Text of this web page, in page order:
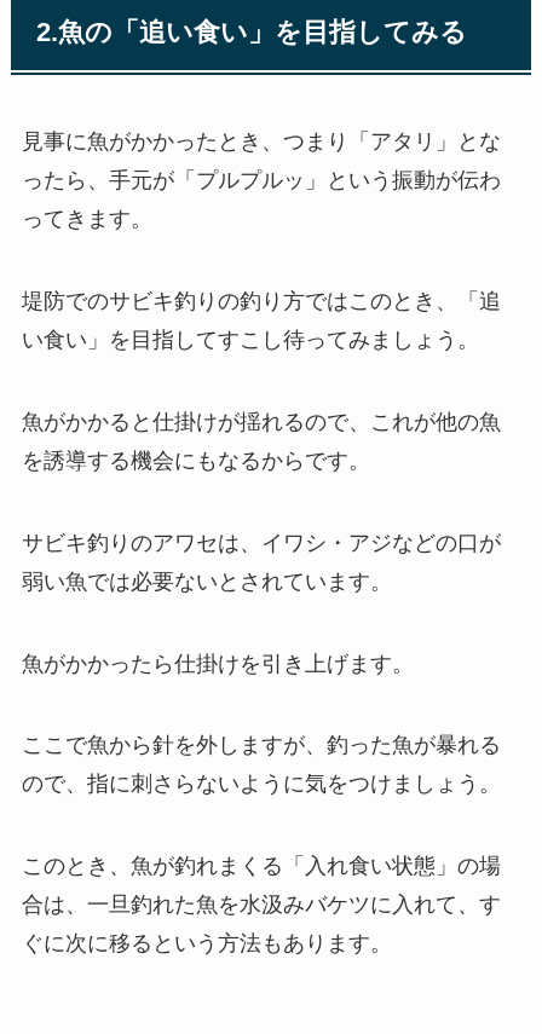
2.魚の「追い食い」を目指してみる
見事に魚がかかったとき、つまり「アタリ」とな
ったら、手元が「プルプルッ」という振動が伝わ
ってきます。
堤防でのサビキ釣りの釣り方ではこのとき、「追
い食い」を目指してすこし待ってみましょう。
魚がかかると仕掛けが揺れるので、これが他の魚
を誘導する機会にもなるからです。
サビキ釣りのアワセは、イワシ・アジなどの口が
弱い魚では必要ないとされています。
魚がかかったら仕掛けを引き上げます。
ここで魚から針を外しますが、釣った魚が暴れる
ので、指に刺さらないように気をつけましょう。
このとき、魚が釣れまくる「入れ食い状態」の場
合は、一旦釣れた魚を水汲みバケツに入れて、す
ぐに次に移るという方法もあります。